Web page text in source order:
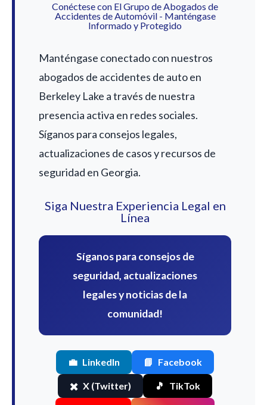
Conéctese con El Grupo de Abogados de
Accidentes de Automóvil - Manténgase
Informado y Protegido
Manténgase conectado con nuestros
abogados de accidentes de auto en
Berkeley Lake a través de nuestra
presencia activa en redes sociales.
Síganos para consejos legales,
actualizaciones de casos y recursos de
seguridad en Georgia.
Siga Nuestra Experiencia Legal en
Línea
Síganos para consejos de
seguridad, actualizaciones
legales y noticias de la
comunidad!
💼 LinkedIn 📘 Facebook
✖️ X (Twitter) 🎵 TikTok